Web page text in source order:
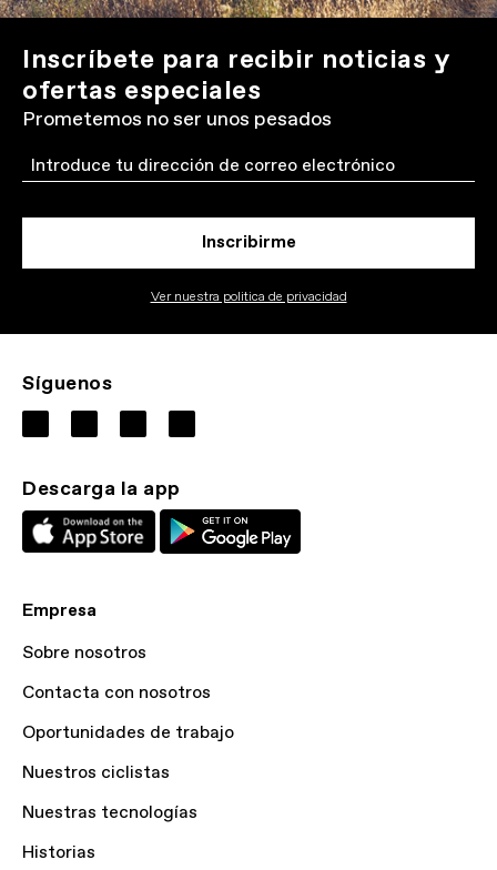
Inscríbete para recibir noticias y
ofertas especiales
Prometemos no ser unos pesados
Email
Inscribirme
Ver nuestra politica de privacidad
Síguenos
Descarga la app
Empresa
Sobre nosotros
Contacta con nosotros
Oportunidades de trabajo
Nuestros ciclistas
Nuestras tecnologías
Historias